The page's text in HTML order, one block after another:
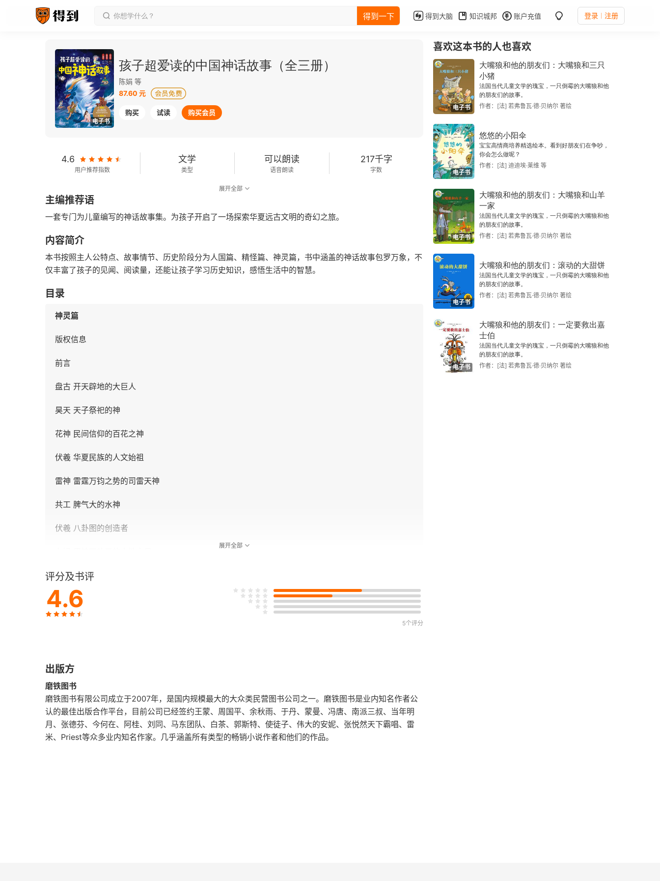
得到一下 得到大脑 知识城邦 账户充值 登录 注册
电子书
孩子超爱读的中国神话故事（全三册）
陈娟 等
87.60 元
购买 试读 购买会员
4.6
用户推荐指数
文学
类型
可以朗读
语音朗读
217千字
字数
发行日期
展开全部
主编推荐语
一套专门为儿童编写的神话故事集。为孩子开启了一场探索华夏远古文明的奇幻之旅。
内容简介
本书按照主人公特点、故事情节、历史阶段分为人国篇、精怪篇、神灵篇，书中涵盖的神话故事包罗万象，不
仅丰富了孩子的见闻、阅读量，还能让孩子学习历史知识，感悟生活中的智慧。
目录
神灵篇
版权信息
前言
盘古 开天辟地的大巨人
昊天 天子祭祀的神
花神 民间信仰的百花之神
伏羲 华夏民族的人文始祖
雷神 雷霆万钧之势的司雷天神
共工 脾气大的水神
伏羲 八卦图的创造者
瑶池金母 法力无边的女神
黄帝 乘龙升天的华夏始祖
颛顼 降服黄水怪的黑帝
帝喾 子女众多的黄帝后裔
祝融 教人类用石头取火
祝融 火神助汤王灭夏
展开全部
评分及书评
4.6
5个评分
出版方
磨铁图书
磨铁图书有限公司成立于2007年，是国内规模最大的大众类民营图书公司之一。磨铁图书是业内知名作者公
认的最佳出版合作平台，目前公司已经签约王蒙、周国平、余秋雨、于丹、蒙曼、冯唐、南派三叔、当年明
月、张德芬、今何在、阿桂、刘同、马东团队、白茶、郭斯特、使徒子、伟大的安妮、张悦然天下霸唱、雷
米、Priest等众多业内知名作家。几乎涵盖所有类型的畅销小说作者和他们的作品。
喜欢这本书的人也喜欢
电子书
大嘴狼和他的朋友们：大嘴狼和三只
小猪
法国当代儿童文学的瑰宝，一只倒霉的大嘴狼和他
的朋友们的故事。
作者：[法] 若弗鲁瓦·德·贝纳尔 著绘
电子书
悠悠的小阳伞
宝宝高情商培养精选绘本。看到好朋友们在争吵，
你会怎么做呢？
作者：[法] 迪迪埃·莱维 等
电子书
大嘴狼和他的朋友们：大嘴狼和山羊
一家
法国当代儿童文学的瑰宝，一只倒霉的大嘴狼和他
的朋友们的故事。
作者：[法] 若弗鲁瓦·德·贝纳尔 著绘
电子书
大嘴狼和他的朋友们：滚动的大甜饼
法国当代儿童文学的瑰宝，一只倒霉的大嘴狼和他
的朋友们的故事。
作者：[法] 若弗鲁瓦·德·贝纳尔 著绘
电子书
大嘴狼和他的朋友们：一定要救出嘉
士伯
法国当代儿童文学的瑰宝，一只倒霉的大嘴狼和他
的朋友们的故事。
作者：[法] 若弗鲁瓦·德·贝纳尔 著绘